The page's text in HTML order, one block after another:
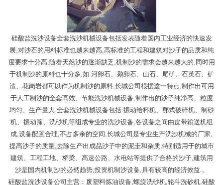
硅酸盐洗沙设备全套洗沙机械设备包括发表随着国内工业经济的快速发
展,对沙石的用料标准也越来越高,高标准的工程和建筑对沙子的品质和纯
度要求十分高,随着天然沙的逐渐缺乏,机制沙的需求会越来越大的,同时用
于机制沙的原料也十分多,如:河卵石、鹅卵石、山石、尾矿、石英石、矿
渣、花岗岩都可以作为机制沙的原料,长城公司根据这一特点,制作出可用
于人工制沙的全套高效、节能洗沙机械设备,制作出的沙子纯净高、粒度
均匀、生产量大.全套洗沙机械设备包括:振动给料机、鄂式破碎机、制砂
机、振动筛、洗砂机等组成专业的洗沙设备,各设备之间由皮带输送机组
成,设备配置合理,不占多余的空间,长城公司是专业生产洗沙机械的厂家,
提高沙子的质量,去除生产出成品沙子中的泥圭和杂质,特别适用于的城市
建筑、工程工地、桥梁、高速公路、水电站等提供了合格的沙子,建筑用
沙是国内机制沙的必然趋势,投资机制沙设备,具有较高的经济效益.。
硅酸盐洗沙设备公司主营：废塑料炼油设备,螺旋洗砂机,轮斗洗砂机,硅酸